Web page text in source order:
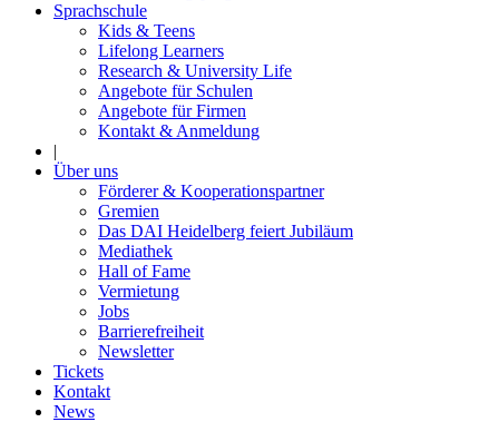
Sprachschule
Kids & Teens
Lifelong Learners
Research & University Life
Angebote für Schulen
Angebote für Firmen
Kontakt & Anmeldung
|
Über uns
Förderer & Kooperationspartner
Gremien
Das DAI Heidelberg feiert Jubiläum
Mediathek
Hall of Fame
Vermietung
Jobs
Barrierefreiheit
Newsletter
Tickets
Kontakt
News